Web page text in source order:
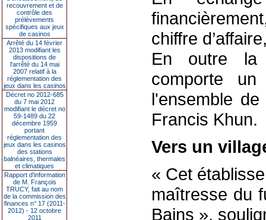
recouvrement et de
contrôle des
prélèvements
spécifiques aux jeux
de casinos
Arrêté du 14 février
2013 modifiant les
dispositions de
l'arrêté du 14 mai
2007 relatif à la
réglementation des
jeux dans les casinos
Décret no 2012-685
du 7 mai 2012
modifiant le décret no
59-1489 du 22
décembre 1959
portant
réglementation des
jeux dans les casinos
des stations
balnéaires, thermales
et climatiques
Rapport d'information
de M. François
TRUCY, fait au nom
de la commission des
finances n° 17 (2011-
2012) - 12 octobre
2011
chiffre
En outre la
comporte
l'ensemble
Francis Khun.
Vers un
« Cet
maîtresse du
Bains »,